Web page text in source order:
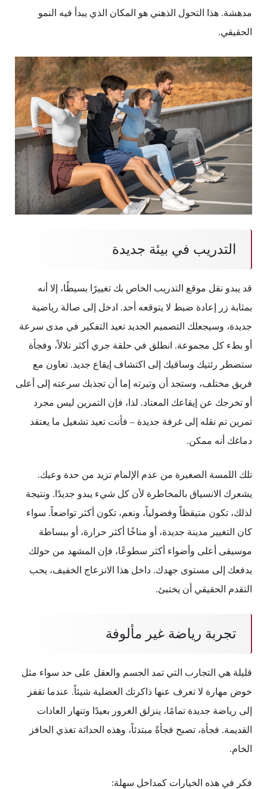
مدهشة. هذا التحول الذهني هو المكان الذي يبدأ فيه النمو
الحقيقي.
التدريب في بيئة جديدة
قد يبدو نقل موقع التدريب الخاص بك تغييرًا بسيطًا، إلا أنه
بمثابة زر إعادة ضبط لا يتوقعه أحد. ادخل إلى صالة رياضية
جديدة، وسيجعلك التصميم الجديد تعيد التفكير في مدى سرعة
أو بطء كل مجموعة. انطلق في حلقة جري أكثر تلالاً، وفجأة
ستضطر رئتيك وساقيك إلى اكتشاف إيقاع جديد. تعاون مع
فريق مختلف، وستجد أن وتيرته إما أن تجذبك سرعته إلى أعلى
أو تخرجك عن إيقاعك المعتاد. لذا، فإن التمرين ليس مجرد
تمرين تم نقله إلى غرفة جديدة – فأنت تعيد تشغيل ما يعتقد
دماغك أنه ممكن.
تلك اللمسة الصغيرة من عدم الإلمام تزيد من حدة وعيك.
يشعرك الانسياق بالمخاطرة لأن كل شيء يبدو جديدًا. ونتيجة
لذلك، تكون متيقظاً وفضولياً، ونعم، تكون أكثر تواضعاً. سواء
كان التغيير مدينة جديدة، أو مناخًا أكثر حرارة، أو ببساطة
موسيقى أعلى وأضواء أكثر سطوعًا، فإن المشهد من حولك
يدفعك إلى مستوى جهدك. داخل هذا الانزعاج الخفيف، يحب
التقدم الحقيقي أن يختبئ.
تجربة رياضة غير مألوفة
قليلة هي التجارب التي تمد الجسم والعقل على حد سواء مثل
خوض مهارة لا تعرف عنها ذاكرتك العضلية شيئاً. عندما تقفز
إلى رياضة جديدة تمامًا، ينزلق الغرور بعيدًا وتنهار العادات
القديمة. فجأة، تصبح فجأةً مبتدئاً، وهذه الحداثة تغذي الحافز
الخام.
فكر في هذه الخيارات كمداخل سهلة: